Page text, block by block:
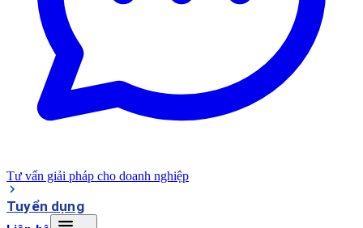
Tư vấn giải pháp cho doanh nghiệp
Tuyển dụng